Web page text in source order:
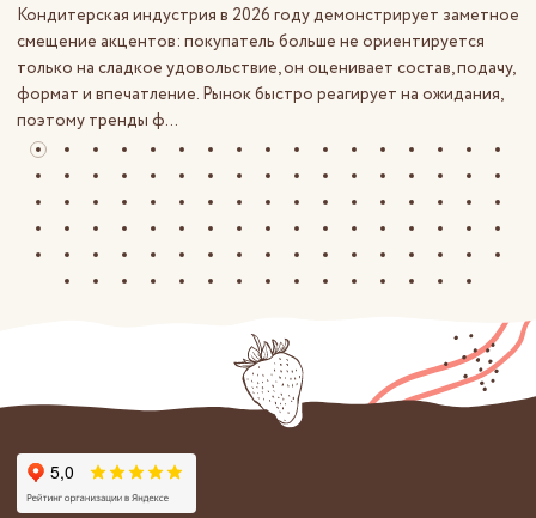
Кондитерская индустрия в 2026 году демонстрирует заметное
смещение акцентов: покупатель больше не ориентируется
только на сладкое удовольствие, он оценивает состав, подачу,
формат и впечатление. Рынок быстро реагирует на ожидания,
поэтому тренды ф...